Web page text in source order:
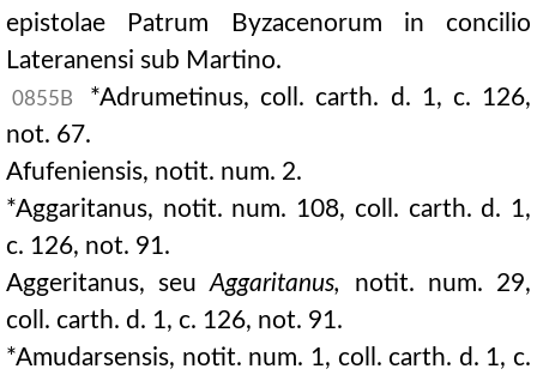
epistolae Patrum Byzacenorum in concilio
Lateranensi sub Martino.
0855B
*Adrumetinus, coll. carth. d. 1, c. 126,
not. 67.
Afufeniensis, notit. num. 2.
*Aggaritanus, notit. num. 108, coll. carth. d. 1,
c. 126, not. 91.
Aggeritanus, seuAggaritanus,
notit. num. 29,
coll. carth. d. 1, c. 126, not. 91.
*Amudarsensis, notit. num. 1, coll. carth. d. 1, c.